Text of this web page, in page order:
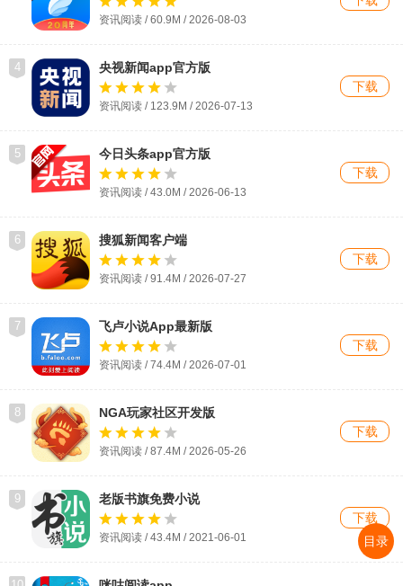
资讯阅读 / 60.9M / 2026-08-03
4 央视新闻app官方版
资讯阅读 / 123.9M / 2026-07-13
下载
5 今日头条app官方版
资讯阅读 / 43.0M / 2026-06-13
下载
6 搜狐新闻客户端
资讯阅读 / 91.4M / 2026-07-27
下载
7 飞卢小说App最新版
资讯阅读 / 74.4M / 2026-07-01
下载
8 NGA玩家社区开发版
资讯阅读 / 87.4M / 2026-05-26
下载
9 老版书旗免费小说
资讯阅读 / 43.4M / 2021-06-01
下载
目录